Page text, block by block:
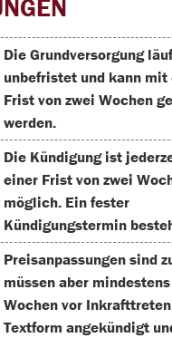
Die Grundversorgung
unbefristet und kann mit
Frist von zwei Wochen
werden.
Die Kündigung ist
einer Frist von zwei
möglich. Ein fester
Kündigungstermin
Preisanpassungen sind
müssen aber
Wochen vor
Textform angekündigt